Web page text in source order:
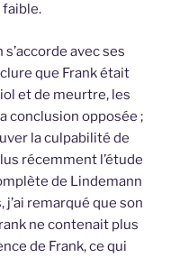
avec ses
que Frank était
et de meurtre, les
conclusion opposée ;
la culpabilité de
récemment l’étude
de Lindemann
j’ai remarqué que son
ne contenait plus
de Frank, ce qui